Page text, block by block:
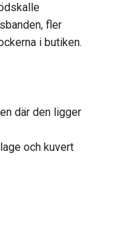
fler
i butiken.
där den ligger
och kuvert